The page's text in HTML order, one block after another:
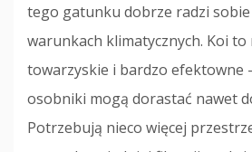
tego gatunku dobrze radzi
warunkach klimatycznych. Koi
towarzyskie i bardzo efektowne
osobniki mogą dorastać nawet
Potrzebują nieco więcej